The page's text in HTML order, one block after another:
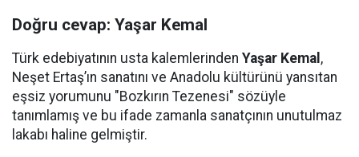
Doğru cevap: Yaşar Kemal
Türk edebiyatının usta kalemlerinden Yaşar Kemal ,
Neşet Ertaş’ın sanatını ve Anadolu kültürünü yansıtan
eşsiz yorumunu "Bozkırın Tezenesi" sözüyle
tanımlamış ve bu ifade zamanla sanatçının unutulmaz
lakabı haline gelmiştir.